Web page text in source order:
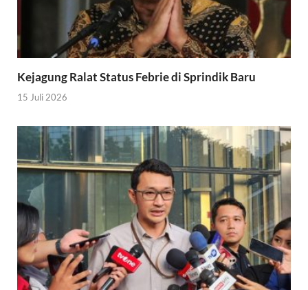
Kejagung Ralat Status Febrie di Sprindik Baru
15 Juli 2026